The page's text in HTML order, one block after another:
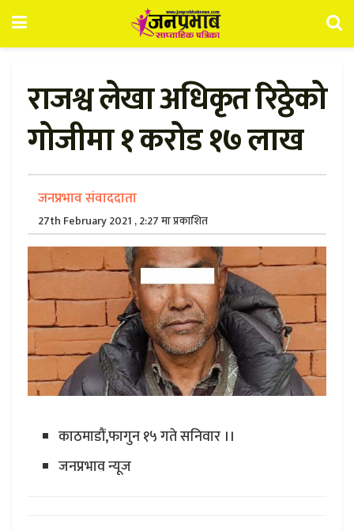
राजश्व लेखा अधिकृत रिठ्ठेको
गोजीमा १ करोड १७ लाख
जनप्रभाव संवाददाता
27th February 2021 , 2:27 मा प्रकाशित
काठमाडौं,फागुन १५ गते सनिवार ।।
जनप्रभाव न्यूज